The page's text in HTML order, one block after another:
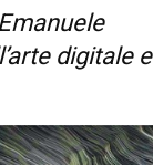
digitale e